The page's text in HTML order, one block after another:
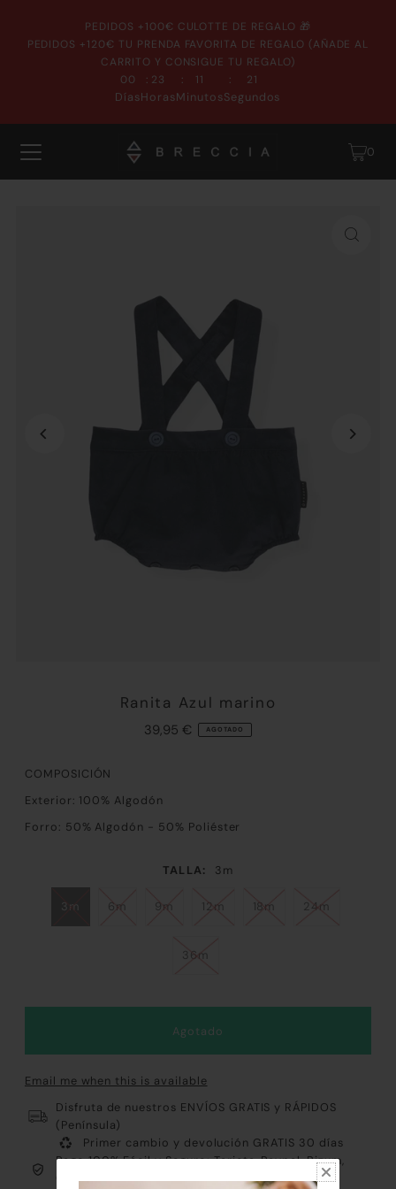
PEDIDOS +100€ CULOTTE DE REGALO 🎁
PEDIDOS +120€ TU PRENDA FAVORITA DE REGALO (AÑADE AL
CARRITO Y CONSIGUE TU REGALO)
00
Días
: 23
Horas
: 11
Minutos
: 21
Segundos
0
Ranita Azul marino
39,95 € AGOTADO
COMPOSICIÓN
Exterior: 100% Algodón
Forro: 50% Algodón - 50% Poliéster
TALLA: 3m
3m 6m 9m 12m 18m 24m
36m
Email me when this is available
Disfruta de nuestros ENVÍOS GRATIS y RÁPIDOS
(Península)
Primer cambio y devolución GRATIS 30 días
Pago 100% Fácil y Seguro: Tarjeta, Paypal, Bizum,
Contrareembolso y Klarna